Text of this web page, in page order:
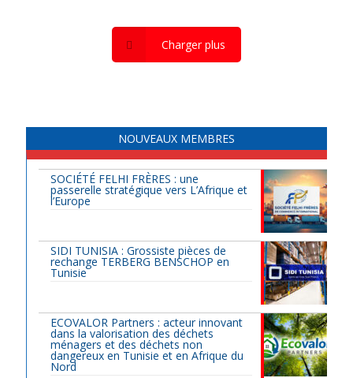
Charger plus
NOUVEAUX MEMBRES
SOCIÉTÉ FELHI FRÈRES : une
passerelle stratégique vers L’Afrique et
l’Europe
SIDI TUNISIA : Grossiste pièces de
rechange TERBERG BENSCHOP en
Tunisie
ECOVALOR Partners : acteur innovant
dans la valorisation des déchets
ménagers et des déchets non
dangereux en Tunisie et en Afrique du
Nord